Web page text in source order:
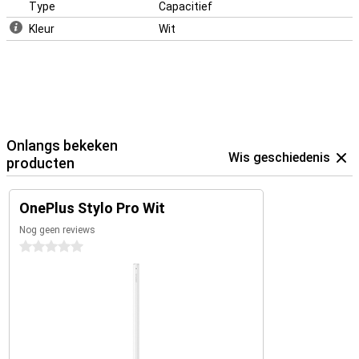
Type
Capacitief
Kleur
Wit
Onlangs bekeken
producten
Wis geschiedenis
OnePlus Stylo Pro Wit
Nog geen reviews
0 sterren